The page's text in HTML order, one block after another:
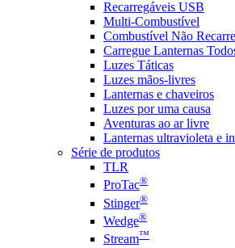
Recarregáveis USB
Multi-Combustível
Combustível Não
Carregue Lanternas
Luzes Táticas
Luzes mãos-livres
Lanternas e chaveiros
Luzes por uma causa
Aventuras ao ar livre
Lanternas ultravioleta e
Série de produtos
TLR
ProTac®
Stinger®
Wedge®
Stream™